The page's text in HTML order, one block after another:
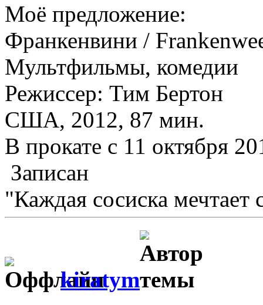
Моё предложение:
Франкенвини /
Мультфильмы, комедии
Режиссер: Тим Бертон
США, 2012, 87 мин.
В прокате с 11 октября
Записан
"Каждая сосиска мечтает
kiratym